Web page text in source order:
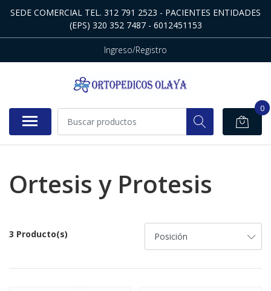
SEDE COMERCIAL TEL. 312 791 2523 - PACIENTES ENTIDADES
(EPS) 320 352 7487 - 6012451153
Ingreso/Registro
0
Ortesis y Protesis
3 Producto(s)